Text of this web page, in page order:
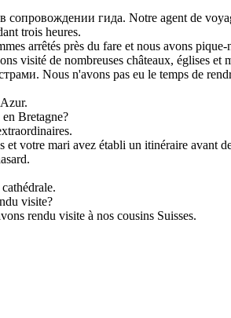
гида. Notre agent de
trois heures.
arrêtés près du fare et nous avons pique-
visité de nombreuses châteaux, églises et
Nous n'avons pas eu le temps de
Bretagne?
votre mari avez établi un itinéraire avant
visite?
rendu visite à nos cousins Suisses.